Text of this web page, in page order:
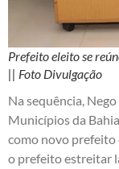
Prefeito eleito se
|| Foto Divulgação
Na sequência,
Municípios da
como novo prefeito
o prefeito estreitar